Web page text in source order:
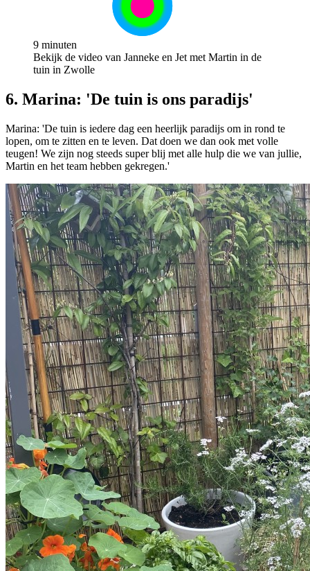
9 minuten
Bekijk de video van Janneke en Jet met Martin in de
tuin in Zwolle
6. Marina: 'De tuin is ons paradijs'
Marina: 'De tuin is iedere dag een heerlijk paradijs om in rond te
lopen, om te zitten en te leven. Dat doen we dan ook met volle
teugen! We zijn nog steeds super blij met alle hulp die we van jullie,
Martin en het team hebben gekregen.'